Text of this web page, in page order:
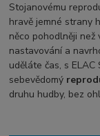
Stojanovému
hravě jemné strany
něco pohodlněji
nastavování a
uděláte čas, s
sebevědomý
druhu hudby, bez